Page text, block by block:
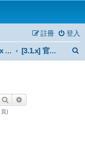
登入
註冊
phpBB 3.1.x Forum Archive [3.1.x] 官方認證風格
搜尋
頁)